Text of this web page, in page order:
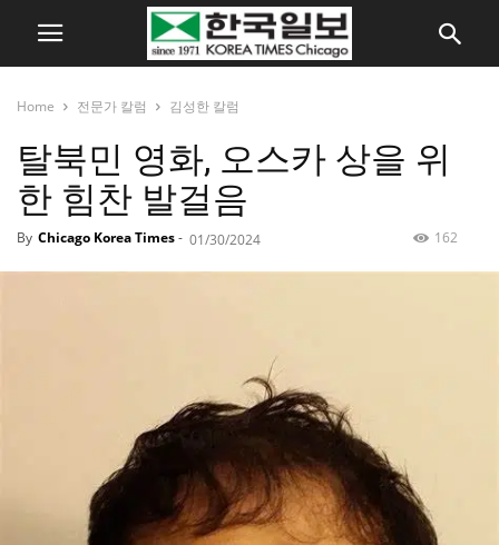
Home 전문가 칼럼 김성한 칼럼
탈북민 영화, 오스카 상을 위
한 힘찬 발걸음
By Chicago Korea Times- 01/30/2024 162